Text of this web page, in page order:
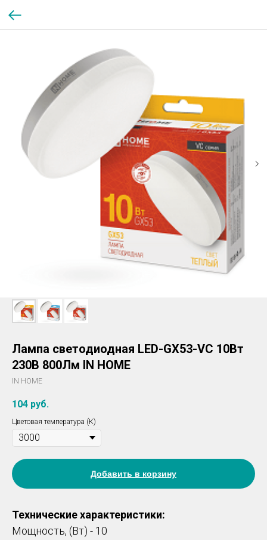
Лампа светодиодная LED-GX53-VC 10Вт
230В 800Лм IN HOME
IN HOME
104 руб.
Цветовая температура (К)
Добавить в корзину
Технические характеристики:
Мощность, (Вт) - 10